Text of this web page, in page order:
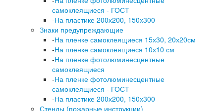
самоклеящиеся - ГОСТ
-На пластике 200х200, 150х300
Знаки предупреждающие
-На пленке самоклеящиеся 15х30, 20х20см
-На пленке самоклеящиеся 10х10 см
-На пленке фотолюминесцентные
самоклеящиеся
-На пленке фотолюминесцентные
самоклеящиеся - ГОСТ
-На пластике 200х200, 150х300
Стенды (пожарные инструкции)